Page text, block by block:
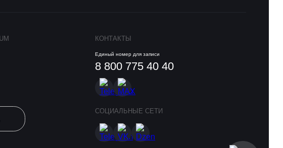
КОНТАКТЫ
Единый номер для записи
8 800 775 40 40
СОЦИАЛЬНЫЕ СЕТИ